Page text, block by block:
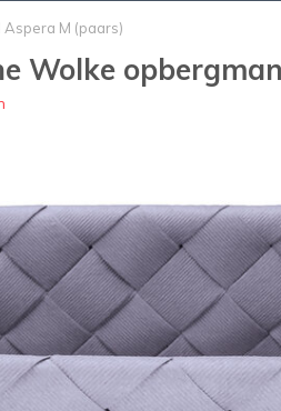
M (paars)
Wolke